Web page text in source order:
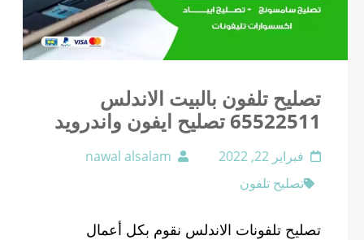
تصليح تلفون بالبيت الاندلس
65522511 تصليح ايفون واندرويد
فبراير 22, 2022
nawal alsalam
تصليح تلفون
تصليح تلفونات الاندلس نقوم بكل أعمال